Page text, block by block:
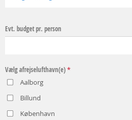
Evt. budget pr. person
Vælg afrejselufthavn(e)*
Aalborg
Billund
København